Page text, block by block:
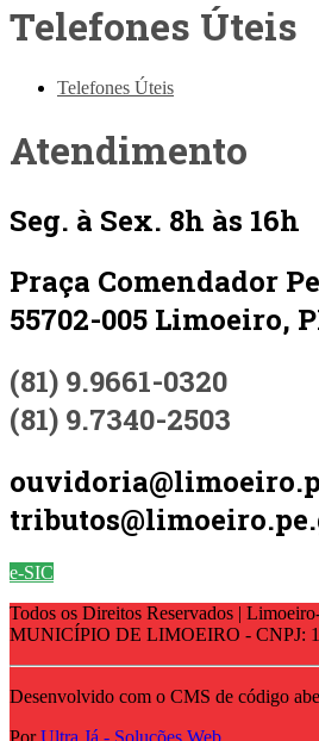
Telefones Úteis
Telefones Úteis
Atendimento
Seg. à Sex. 8h às 16h
Praça Comendador
55702-005 Limoeiro,
(81) 9.9661-0320
(81) 9.7340-2503
e-SIC
Todos os Direitos Reservados |
MUNICÍPIO DE LIMOEIRO - CNPJ:
Desenvolvido com o CMS de código